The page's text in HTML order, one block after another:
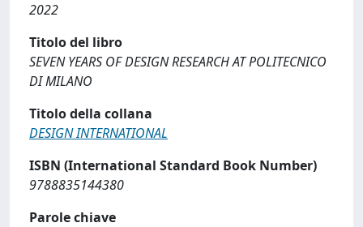
2022
Titolo del libro
SEVEN YEARS OF DESIGN RESEARCH AT POLITECNICO
DI MILANO
Titolo della collana
DESIGN INTERNATIONAL
ISBN (International Standard Book Number)
9788835144380
Parole chiave